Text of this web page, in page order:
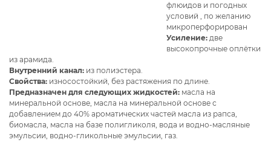
флюидов и погодных
условий , по желанию
микроперфорирован
Усиление: две
высокопрочные оплётки
из арамида.
Внутренний канал: из полиэстера.
Свойства: износостойкий, без растяжения по длине.
Предназначен для следующих жидкостей: масла на
минеральной основе, масла на минеральной основе с
добавлением до 40% ароматических частей масла из рапса,
биомасла, масла на базе полигликоля, вода и водно-масляные
эмульсии, водно-гликольные эмульсии, газ.